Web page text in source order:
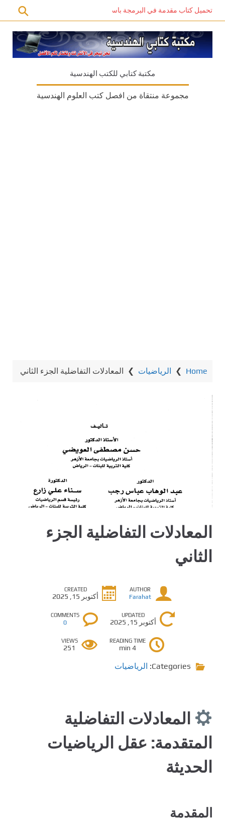
تحميل كتاب مقدمة في البرمجة باستخدام C# PDF – دليل المبتدئين للتعلم الذاتي
مكتبة كتابي للكتب الهندسية
مجموعة منتقاة من افصل كتب العلوم الهندسية
Home
❯ الرياضيات ❯ المعادلات التفاضلية الجزء الثاني
المعادلات التفاضلية الجزء
الثاني
AUTHOR
Farahat
CREATED
أكتوبر 15, 2025
UPDATED
أكتوبر 15, 2025
COMMENTS
0
READING TIME
4 min
VIEWS
251
Categories: الرياضيات
المعادلات التفاضلية
المتقدمة: عقل الرياضيات
الحديثة
المقدمة